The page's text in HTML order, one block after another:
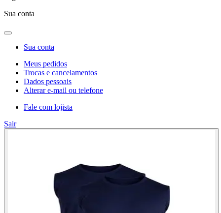
Sua conta
Sua conta
Meus pedidos
Trocas e cancelamentos
Dados pessoais
Alterar e-mail ou telefone
Fale com lojista
Sair